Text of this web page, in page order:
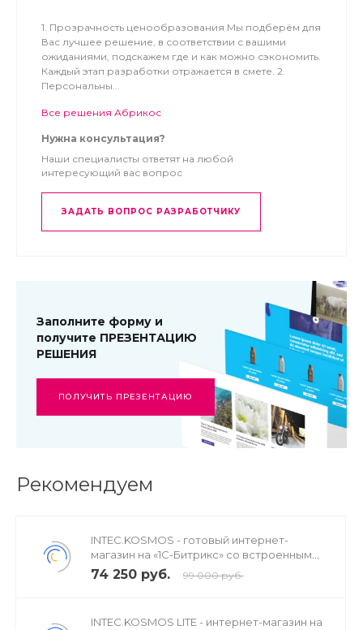
Обратите внимание на другие наши модули
GigaChat API - интеграция с нейросетью от Сбер.
Вайлдберриз
Ozon API- Выгрузка товаров и цен на Озон
OZON - выгрузка цен и остатков. Генерация фида
для Озон
Выгрузка товаров в Магазин Facebook + Google
Merchant Center
АнтиСоветник- блокировщик Яндекс.Советника
SEO текстов. Автогенерация описаний
1. Прозрачность ценообразования Мы подберём для
Вас лучшее решение, в соответствии с вашими
ожиданиями, подскажем где и как можно сэкономить.
Каждый этап разработки отражается в смете. 2.
Персональны...
Все решения Абрикос
Нужна консультация?
Наши специалисты ответят на любой
интересующий вас вопрос
ЗАДАТЬ ВОПРОС РАЗРАБОТЧИКУ
Заполните форму и
получите ПРЕЗЕНТАЦИЮ
РЕШЕНИЯ
ПОЛУЧИТЬ ПРЕЗЕНТАЦИЮ
Рекомендуем
INTEC.KOSMOS - готовый интернет-
магазин на «1С-Битрикс» со встроенным
искусственным интеллектом
74 250 руб. 99 000 руб.
INTEC.KOSMOS LITE - интернет-магазин на